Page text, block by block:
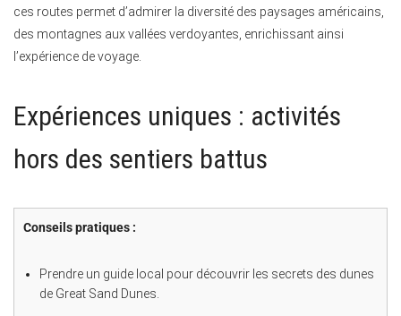
ces routes permet d’admirer la diversité des paysages américains,
des montagnes aux vallées verdoyantes, enrichissant ainsi
l’expérience de voyage.
Expériences uniques : activités
hors des sentiers battus
Conseils pratiques :
Prendre un guide local pour découvrir les secrets des dunes
de Great Sand Dunes.